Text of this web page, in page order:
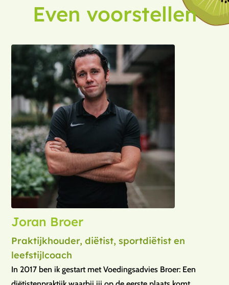
Even voorstellen
Joran Broer
Praktijkhouder, diëtist, sportdiëtist en
leefstijlcoach
In 2017 ben ik gestart met Voedingsadvies Broer: Een